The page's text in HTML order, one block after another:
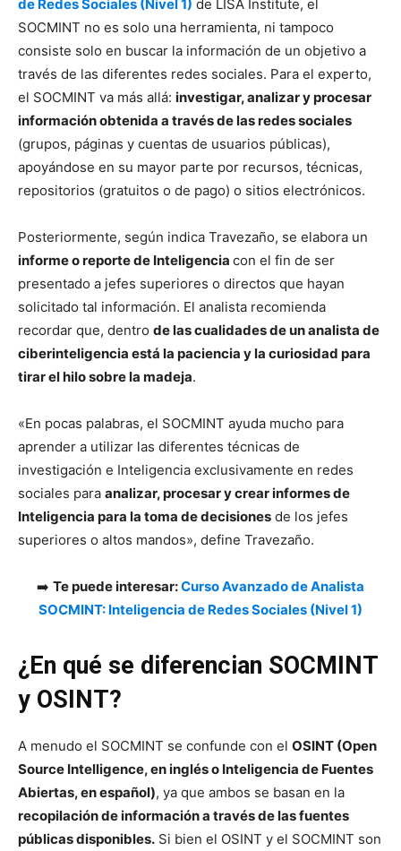
de Redes Sociales (Nivel 1) de LISA Institute, el
SOCMINT no es solo una herramienta, ni tampoco
consiste solo en buscar la información de un objetivo a
través de las diferentes redes sociales. Para el experto,
el SOCMINT va más allá: investigar, analizar y procesar
información obtenida a través de las redes sociales
(grupos, páginas y cuentas de usuarios públicas),
apoyándose en su mayor parte por recursos, técnicas,
repositorios (gratuitos o de pago) o sitios electrónicos.
Posteriormente, según indica Travezaño, se elabora un
informe o reporte de Inteligencia con el fin de ser
presentado a jefes superiores o directos que hayan
solicitado tal información. El analista recomienda
recordar que, dentro de las cualidades de un analista de
ciberinteligencia está la paciencia y la curiosidad para
tirar el hilo sobre la madeja.
«En pocas palabras, el SOCMINT ayuda mucho para
aprender a utilizar las diferentes técnicas de
investigación e Inteligencia exclusivamente en redes
sociales para analizar, procesar y crear informes de
Inteligencia para la toma de decisiones de los jefes
superiores o altos mandos», define Travezaño.
➡️ Te puede interesar:Curso Avanzado de Analista
SOCMINT: Inteligencia de Redes Sociales (Nivel 1)
¿En qué se diferencian SOCMINT
y OSINT?
A menudo el SOCMINT se confunde con el OSINT (Open
Source Intelligence, en inglés o Inteligencia de Fuentes
Abiertas, en español), ya que ambos se basan en la
recopilación de información a través de las fuentes
públicas disponibles. Si bien el OSINT y el SOCMINT son